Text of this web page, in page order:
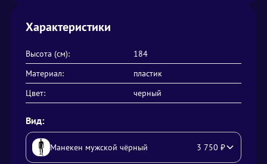
Характеристики
Высота (см):
184
Материал:
пластик
Цвет:
черный
Вид:
Манекен мужской чёрный 3 750 ₽